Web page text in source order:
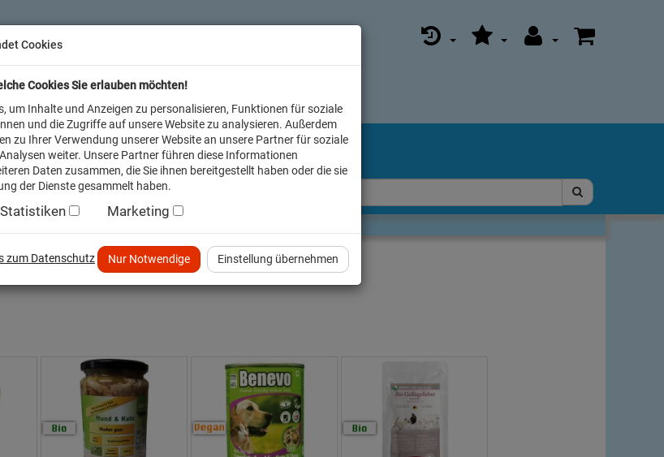
Cookies
Cookies Sie erlauben möchten!
um Inhalte und Anzeigen zu personalisieren, Funktionen für soziale
und die Zugriffe auf unsere Website zu analysieren. Außerdem
zu Ihrer Verwendung unserer Website an unsere Partner für soziale
weiter. Unsere Partner führen diese Informationen
Daten zusammen, die Sie ihnen bereitgestellt haben oder die sie
der Dienste gesammelt haben.
Statistiken Marketing
zum Datenschutz Nur Notwendige Einstellung übernehmen